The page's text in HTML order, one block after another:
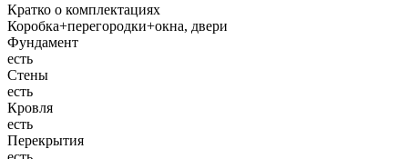
Кратко о комплектациях
Коробка+перегородки+окна, двери
Фундамент
есть
Стены
есть
Кровля
есть
Перекрытия